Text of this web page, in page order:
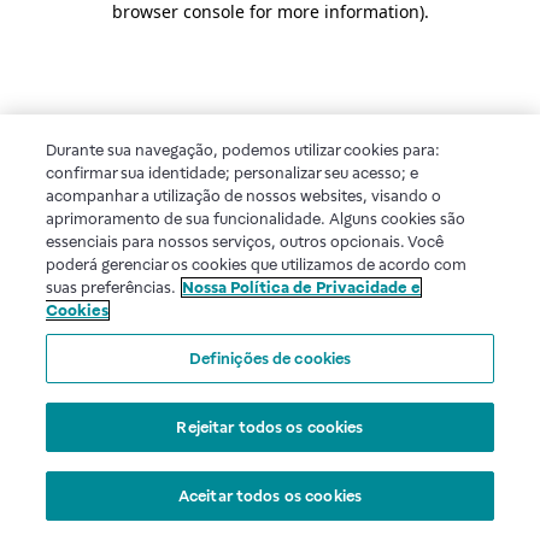
browser console for more information).
Durante sua navegação, podemos utilizar cookies para:
confirmar sua identidade; personalizar seu acesso; e
acompanhar a utilização de nossos websites, visando o
aprimoramento de sua funcionalidade. Alguns cookies são
essenciais para nossos serviços, outros opcionais. Você
poderá gerenciar os cookies que utilizamos de acordo com
suas preferências. Nossa Política de Privacidade e
Cookies
Definições de cookies
Rejeitar todos os cookies
Aceitar todos os cookies